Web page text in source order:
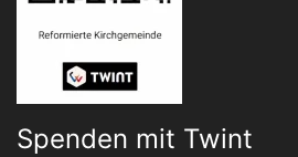
Spenden mit Twint